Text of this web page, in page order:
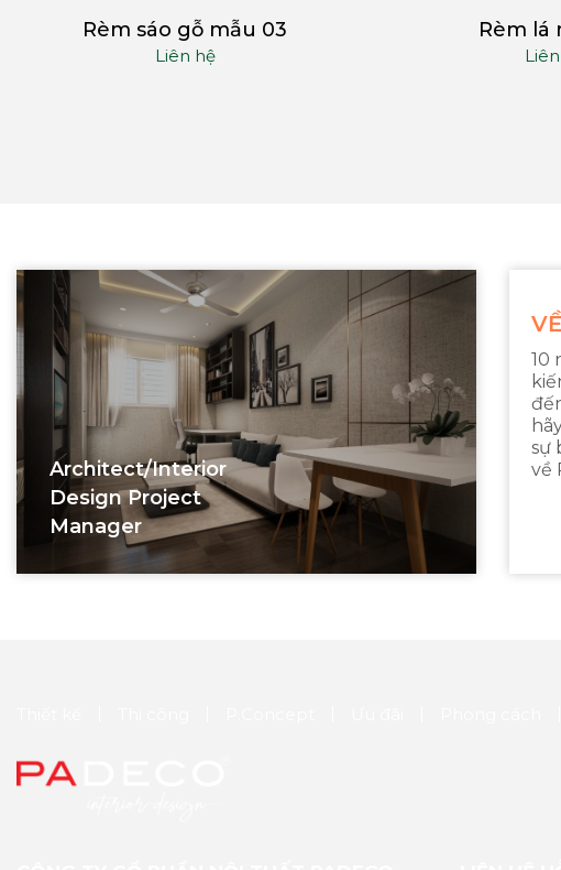
Rèm sáo gỗ mẫu 03
Liên hệ
Rèm lá
Architect/interior
Design Project
Manager
10
sự
về